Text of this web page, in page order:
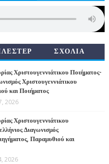
ΣΧΟΛΙΑ
Χριστουγεννιάτικου Ποιήματος-
Χριστουγεννιάτικου
και Ποιήματος
2026
Χριστουγεννιάτικου
Διαγωνισμός
Παραμυθιού και
2026